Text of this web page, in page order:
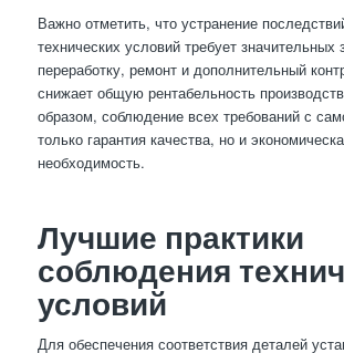
Важно отметить, что устранение
технических условий требует значительных
переработку, ремонт и дополнительный
снижает общую рентабельность
образом, соблюдение всех требований с
только гарантия качества, но и
необходимость.
Лучшие практики
соблюдения
условий
Для обеспечения соответствия деталей